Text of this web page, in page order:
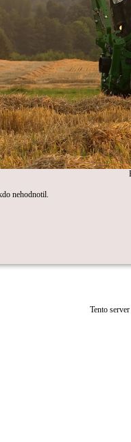
nehodnotil.
Tento